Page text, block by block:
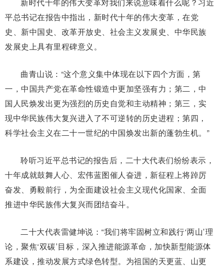
平总书记在报告中指出，新时代十年的伟大变革，在党
史、新中国史、改革开放史、社会主义发展史、中华民族
发展史上具有里程碑意义。
曲青山说：“这个意义集中体现在以下四个方面，第
一，中国共产党在革命性锻造中更加坚强有力；第二，中
国人民焕发出更为强烈的历史自觉和主动精神；第三，实
现中华民族伟大复兴进入了不可逆转的历史进程；第四，
科学社会主义在二十一世纪的中国焕发出新的蓬勃生机。”
聆听习近平总书记的报告后，二十大代表们纷纷表示，
十年成就鼓舞人心、宏伟蓝图催人奋进，新征程上将踔厉
奋发、勇毅前行，为全面建设社会主义现代化国家、全面
推进中华民族伟大复兴而团结奋斗。
二十大代表雷健坤说：“我们将牢固树立和践行‘两山’理
论，聚焦‘双碳’目标，深入推进能源革命，加快新型能源体
系建设，推动发展方式绿色转型。为祖国的天更蓝、山更